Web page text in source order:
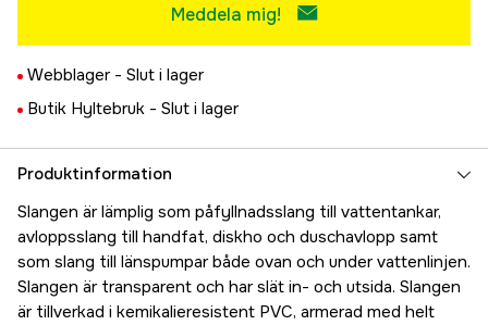
Meddela mig!
Webblager - Slut i lager
Butik Hyltebruk - Slut i lager
Produktinformation
Slangen är lämplig som påfyllnadsslang till vattentankar,
avloppsslang till handfat, diskho och duschavlopp samt
som slang till länspumpar både ovan och under vattenlinjen.
Slangen är transparent och har slät in- och utsida. Slangen
är tillverkad i kemikalieresistent PVC, armerad med helt